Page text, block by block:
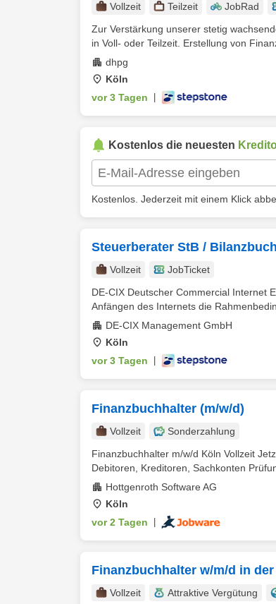
Vollzeit Teilzeit JobRad
Zur Verstärkung unserer stetig
in Voll- oder Teilzeit. Erstellung von
dhpg
Köln
vor 3 Tagen
Kostenlos die neuesten
Kostenlos. Jederzeit mit einem Klick
Steuerberater StB /
Vollzeit
JobTicket
DE-CIX Deutscher Commercial Internet
Anfängen des Internets die
DE-CIX Management GmbH
Köln
vor 3 Tagen
Finanzbuchhalter (m/w/d)
Vollzeit
Sonderzahlung
Finanzbuchhalter m/w/d Köln Vollzeit
Debitoren, Kreditoren, Sachkonten
Hottgenroth Software AG
Köln
vor 2 Tagen
Finanzbuchhalter w/m/d in
Vollzeit Attraktive Vergütung